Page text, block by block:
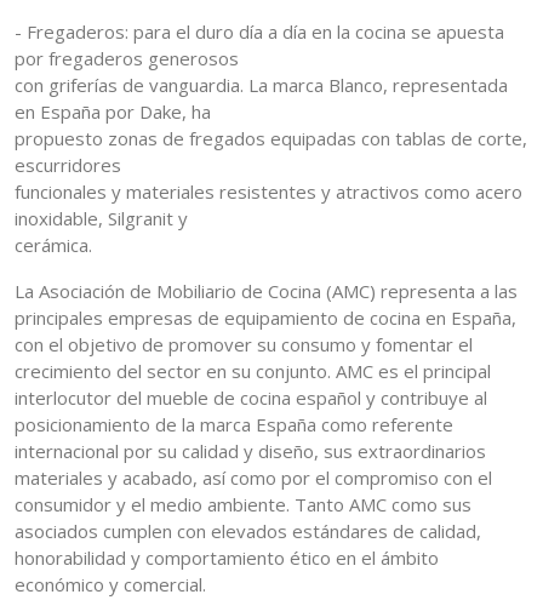
- Fregaderos: para el duro día a día en la cocina se apuesta
por fregaderos generosos
con griferías de vanguardia. La marca Blanco, representada
en España por Dake, ha
propuesto zonas de fregados equipadas con tablas de corte,
escurridores
funcionales y materiales resistentes y atractivos como acero
inoxidable, Silgranit y
cerámica.
La Asociación de Mobiliario de Cocina (AMC) representa a las
principales empresas de equipamiento de cocina en España,
con el objetivo de promover su consumo y fomentar el
crecimiento del sector en su conjunto. AMC es el principal
interlocutor del mueble de cocina español y contribuye al
posicionamiento de la marca España como referente
internacional por su calidad y diseño, sus extraordinarios
materiales y acabado, así como por el compromiso con el
consumidor y el medio ambiente. Tanto AMC como sus
asociados cumplen con elevados estándares de calidad,
honorabilidad y comportamiento ético en el ámbito
económico y comercial.